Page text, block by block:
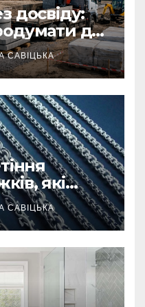
досвіду:
до
на
САВІЦЬКА
які
САВІЦЬКА